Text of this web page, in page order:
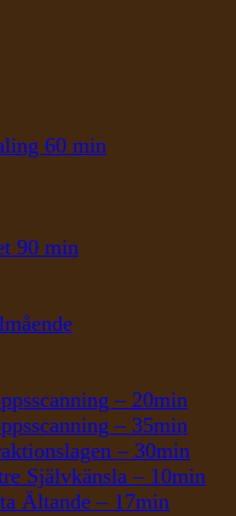
60 min
90 min
– 20min
– 35min
– 30min
Självkänsla – 10min
Ältande – 17min